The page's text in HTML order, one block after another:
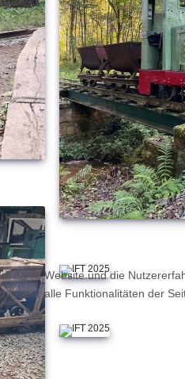
diese Website und die
mehr alle Funktionalitäten der